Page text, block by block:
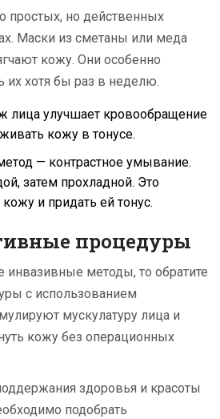
простых, но действенных
Маски из сметаны или меда
кожу. Они особенно
их хотя бы раз в неделю.
лица улучшает кровообращение
кожу в тонусе.
— контрастное умывание.
затем прохладной. Это
и придать ей тонус.
процедуры
инвазивные методы, то обратите
с использованием
мускулатуру лица и
кожу без операционных
здоровья и красоты
подобрать